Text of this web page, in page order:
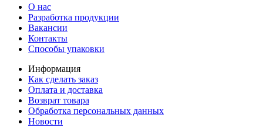
О нас
Разработка продукции
Вакансии
Контакты
Способы упаковки
Информация
Как сделать заказ
Оплата и доставка
Возврат товара
Обработка персональных данных
Новости